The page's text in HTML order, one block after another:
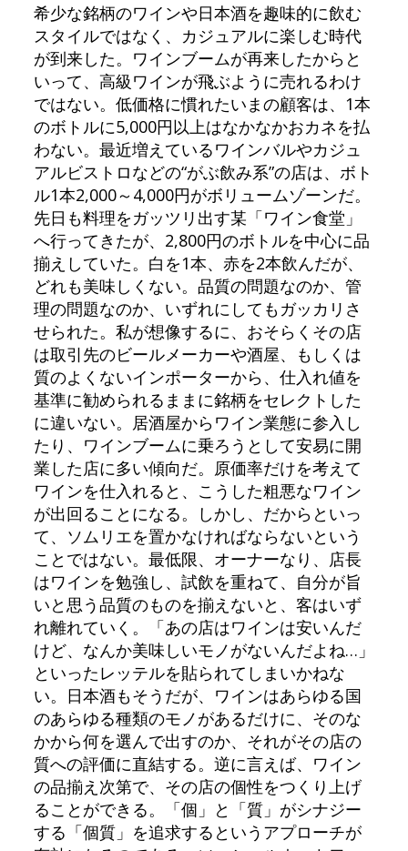
希少な銘柄のワインや日本酒を趣味的に飲む
スタイルではなく、カジュアルに楽しむ時代
が到来した。ワインブームが再来したからと
いって、高級ワインが飛ぶように売れるわけ
ではない。低価格に慣れたいまの顧客は、1本
のボトルに5,000円以上はなかなかおカネを払
わない。最近増えているワインバルやカジュ
アルビストロなどの“がぶ飲み系”の店は、ボト
ル1本2,000～4,000円がボリュームゾーンだ。
先日も料理をガッツリ出す某「ワイン食堂」
へ行ってきたが、2,800円のボトルを中心に品
揃えしていた。白を1本、赤を2本飲んだが、
どれも美味しくない。品質の問題なのか、管
理の問題なのか、いずれにしてもガッカリさ
せられた。私が想像するに、おそらくその店
は取引先のビールメーカーや酒屋、もしくは
質のよくないインポーターから、仕入れ値を
基準に勧められるままに銘柄をセレクトした
に違いない。居酒屋からワイン業態に参入し
たり、ワインブームに乗ろうとして安易に開
業した店に多い傾向だ。原価率だけを考えて
ワインを仕入れると、こうした粗悪なワイン
が出回ることになる。しかし、だからといっ
て、ソムリエを置かなければならないという
ことではない。最低限、オーナーなり、店長
はワインを勉強し、試飲を重ねて、自分が旨
いと思う品質のものを揃えないと、客はいず
れ離れていく。「あの店はワインは安いんだ
けど、なんか美味しいモノがないんだよね…」
といったレッテルを貼られてしまいかねな
い。日本酒もそうだが、ワインはあらゆる国
のあらゆる種類のモノがあるだけに、そのな
かから何を選んで出すのか、それがその店の
質への評価に直結する。逆に言えば、ワイン
の品揃え次第で、その店の個性をつくり上げ
ることができる。「個」と「質」がシナジー
する「個質」を追求するというアプローチが